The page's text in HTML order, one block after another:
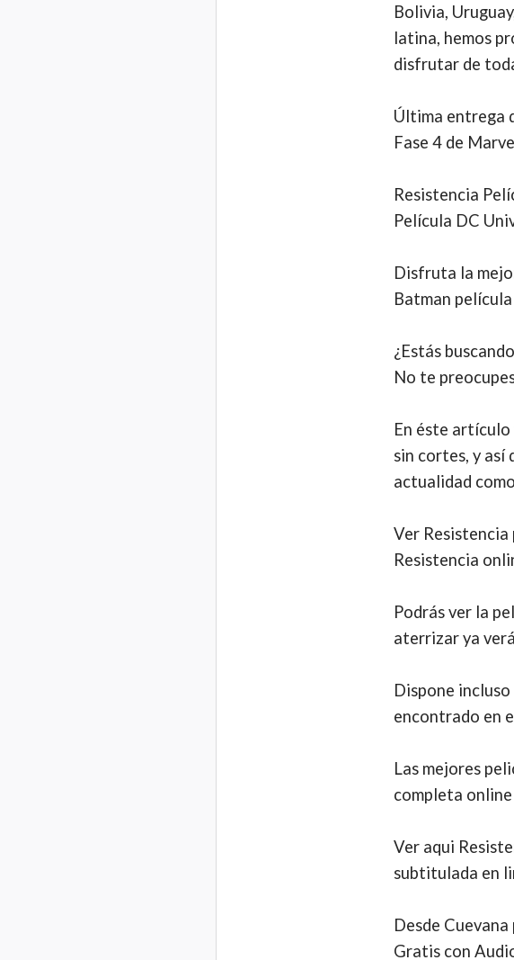
Bolivia,
latina, hemos
disfrutar de
Última entrega
Fase 4 de
Resistencia
Película DC
Disfruta la
Batman
¿Estás
No te
En éste artículo
sin cortes, y así
actualidad
Ver
Resistencia
Podrás ver la
aterrizar ya
Dispone
encontrado en
Las mejores
completa
Ver aqui
subtitulada en
Desde
Gratis con